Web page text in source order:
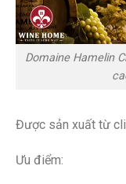
Domaine Hamelin
Được sản xuất từ
Ưu điểm: